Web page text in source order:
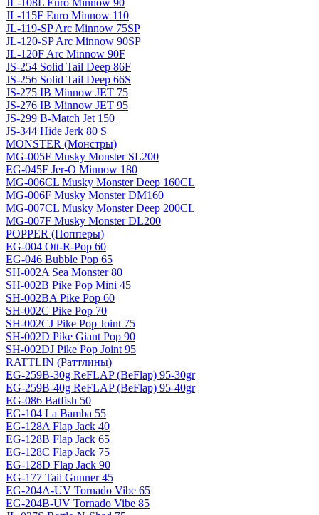
JL-108L Euro Minnow 90
JL-115F Euro Minnow 110
JL-119-SP Arc Minnow 75SP
JL-120-SP Arc Minnow 90SP
JL-120F Arc Minnow 90F
JS-254 Solid Tail Deep 86F
JS-256 Solid Tail Deep 66S
JS-275 IB Minnow JET 75
JS-276 IB Minnow JET 95
JS-299 B-Match Jet 150
JS-344 Hide Jerk 80 S
MONSTER (Монстры)
MG-005F Musky Monster SL200
EG-045F Jer-O Minnow 180
MG-006CL Musky Monster Deep 160CL
MG-006F Musky Monster DM160
MG-007CL Musky Monster Deep 200CL
MG-007F Musky Monster DL200
POPPER (Попперы)
EG-004 Ott-R-Pop 60
EG-046 Bubble Pop 65
SH-002A Sea Monster 80
SH-002B Pike Pop Mini 45
SH-002BA Pike Pop 60
SH-002C Pike Pop 70
SH-002CJ Pike Pop Joint 75
SH-002D Pike Giant Pop 90
SH-002DJ Pike Pop Joint 95
RATTLIN (Раттлины)
EG-259B-30g ReFLAP (BeFlap) 95-30gr
EG-259B-40g ReFLAP (BeFlap) 95-40gr
EG-086 Batfish 50
EG-104 La Bamba 55
EG-128A Flap Jack 40
EG-128B Flap Jack 65
EG-128C Flap Jack 75
EG-128D Flap Jack 90
EG-177 Tail Gunner 45
EG-204A-UV Tornado Vibe 65
EG-204B-UV Tornado Vibe 85